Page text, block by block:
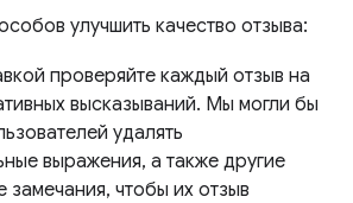
улучшить качество отзыва:
проверяйте каждый отзыв на
высказываний. Мы могли бы
удалять
выражения, а также другие
замечания, чтобы их отзыв